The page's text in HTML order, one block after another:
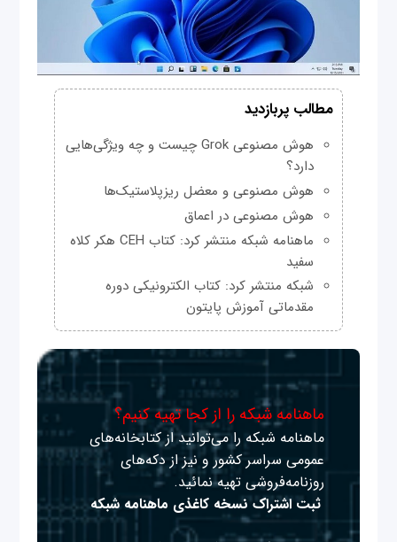
مطالب پربازدید
هوش مصنوعی Grok چیست و چه ویژگی‌هایی
دارد؟
هوش مصنوعی و معضل ریزپلاستیک‌ها
هوش مصنوعی در اعماق
ماهنامه شبکه منتشر کرد: کتاب CEH هکر کلاه
سفید
شبکه منتشر کرد: کتاب الکترونیکی دوره
مقدماتی آموزش پایتون
ماهنامه شبکه را از کجا تهیه کنیم؟
ماهنامه شبکه را می‌توانید از کتابخانه‌های
عمومی سراسر کشور و نیز از دکه‌های
روزنامه‌فروشی تهیه نمائید.
ثبت اشتراک نسخه کاغذی ماهنامه شبکه